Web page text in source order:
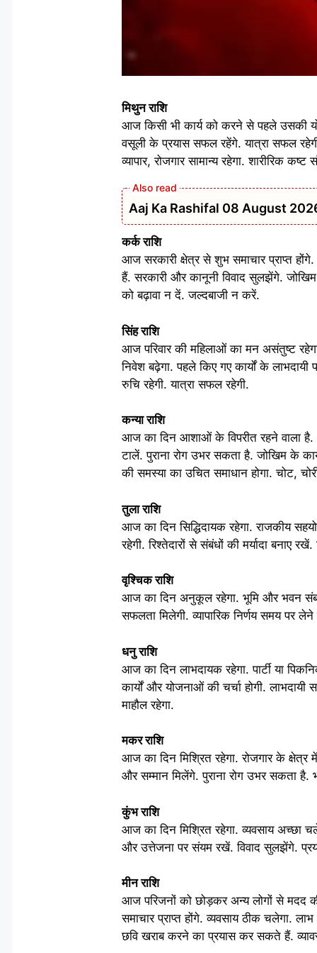
मिथुन राशि
आज किसी भी कार्य को करने से पहले उसकी
वसूली के प्रयास सफल रहेंगे. यात्रा सफल
व्यापार, रोजगार सामान्य रहेगा. शारीरिक कष्ट
Aaj Ka Rashifal 08 August 2026:
कर्क राशि
आज सरकारी क्षेत्र से शुभ समाचार प्राप्त
हैं. सरकारी और कानूनी विवाद सुलझेंगे.
को बढ़ावा न दें. जल्दबाजी न करें.
सिंह राशि
आज परिवार की महिलाओं का मन असंतुष्ट
निवेश बढ़ेगा. पहले किए गए कार्यों के
रुचि रहेगी. यात्रा सफल रहेगी.
कन्या राशि
आज का दिन आशाओं के विपरीत रहने वाला है.
टालें. पुराना रोग उभर सकता है. जोखिम के
की समस्या का उचित समाधान होगा. चोट,
तुला राशि
आज का दिन सिद्धिदायक रहेगा. राजकीय
रहेगी. रिश्तेदारों से संबंधों की मर्यादा बनाए
वृश्चिक राशि
आज का दिन अनुकूल रहेगा. भूमि और भवन संबंधी
सफलता मिलेगी. व्यापारिक निर्णय समय पर
धनु राशि
आज का दिन लाभदायक रहेगा. पार्टी या
कार्यों और योजनाओं की चर्चा होगी.
माहौल रहेगा.
मकर राशि
आज का दिन मिश्रित रहेगा. रोजगार के
और सम्मान मिलेंगे. पुराना रोग उभर सकता है.
कुंभ राशि
आज का दिन मिश्रित रहेगा. व्यवसाय अच्छा
और उत्तेजना पर संयम रखें. विवाद सुलझेंगे.
मीन राशि
आज परिजनों को छोड़कर अन्य लोगों से मदद
समाचार प्राप्त होंगे. व्यवसाय ठीक चलेगा.
छवि खराब करने का प्रयास कर सकते हैं.